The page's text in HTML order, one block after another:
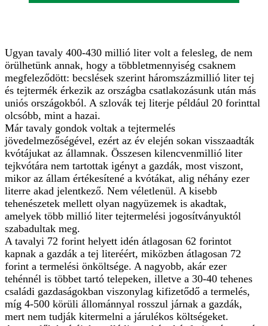
Ugyan tavaly 400-430 millió liter volt a felesleg, de nem
örülhetünk annak, hogy a többletmennyiség csaknem
megfeleződött: becslések szerint háromszázmillió liter tej
és tejtermék érkezik az országba csatlakozásunk után más
uniós országokból. A szlovák tej literje például 20 forinttal
olcsóbb, mint a hazai.
Már tavaly gondok voltak a tejtermelés
jövedelmezőségével, ezért az év elején sokan visszaadták
kvótájukat az államnak. Összesen kilencvenmillió liter
tejkvótára nem tartottak igényt a gazdák, most viszont,
mikor az állam értékesítené a kvótákat, alig néhány ezer
literre akad jelentkező. Nem véletlenül. A kisebb
tehenészetek mellett olyan nagyüzemek is akadtak,
amelyek több millió liter tejtermelési jogosítványuktól
szabadultak meg.
A tavalyi 72 forint helyett idén átlagosan 62 forintot
kapnak a gazdák a tej literéért, miközben átlagosan 72
forint a termelési önköltsége. A nagyobb, akár ezer
tehénnél is többet tartó telepeken, illetve a 30-40 tehenes
családi gazdaságokban viszonylag kifizetődő a termelés,
míg 4-500 körüli állománnyal rosszul járnak a gazdák,
mert nem tudják kitermelni a járulékos költségeket.